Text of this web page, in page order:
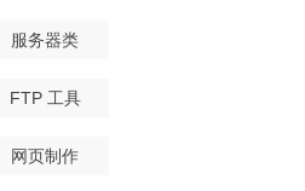
服务器类
FTP 工具
网页制作